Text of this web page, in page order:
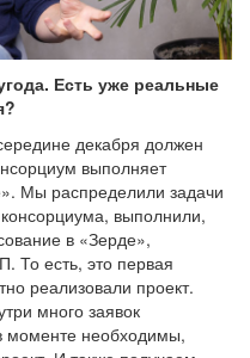
Есть уже реальные
декабря должен
выполняет
Мы распределили задачи
выполнили,
в «Зерде»,
есть, это первая
реализовали проект.
много заявок
моменте необходимы,